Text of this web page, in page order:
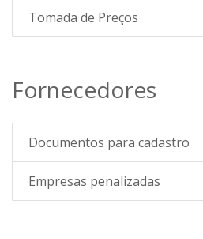
Tomada de Preços
Fornecedores
Documentos para cadastro
Empresas penalizadas